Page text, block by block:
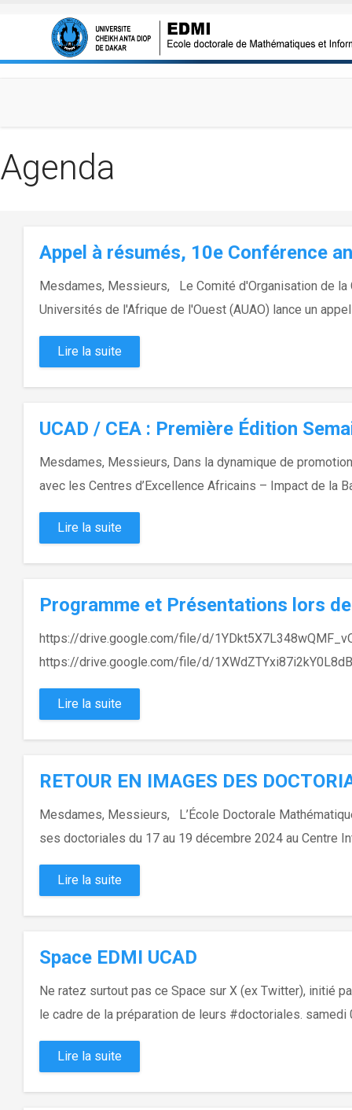
Agenda
Appel à résumés, 10e Conférence
Mesdames, Messieurs, Le Comité d'Organisation de
Universités de l'Afrique de l'Ouest (AUAO) lance un
Lire la suite
UCAD / CEA : Première Édition
Mesdames, Messieurs, Dans la dynamique de
avec les Centres d’Excellence Africains – Impact de la
Lire la suite
Programme et Présentations lors
https://drive.google.com/file/d/
https://drive.google.com/file/d/
Lire la suite
RETOUR EN IMAGES DES
Mesdames, Messieurs, L’École Doctorale
ses doctoriales du 17 au 19 décembre 2024 au Centre
Lire la suite
Space EDMI UCAD
Ne ratez surtout pas ce Space sur X (ex Twitter), initié
le cadre de la préparation de leurs #doctoriales. samedi
Lire la suite